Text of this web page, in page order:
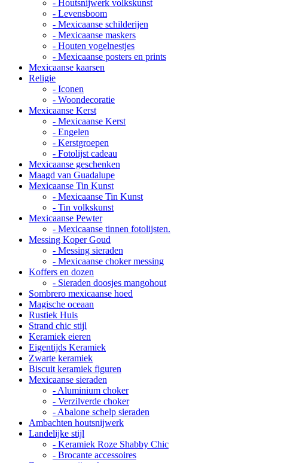
- Houtsnijwerk volkskunst
- Levensboom
- Mexicaanse schilderijen
- Mexicaanse maskers
- Houten vogelnestjes
- Mexicaanse posters en prints
Mexicaanse kaarsen
Religie
- Iconen
- Woondecoratie
Mexicaanse Kerst
- Mexicaanse Kerst
- Engelen
- Kerstgroepen
- Fotolijst cadeau
Mexicaanse geschenken
Maagd van Guadalupe
Mexicaanse Tin Kunst
- Mexicaanse Tin Kunst
- Tin volkskunst
Mexicaanse Pewter
- Mexicaanse tinnen fotolijsten.
Messing Koper Goud
- Messing sieraden
- Mexicaanse choker messing
Koffers en dozen
- Sieraden doosjes mangohout
Sombrero mexicaanse hoed
Magische oceaan
Rustiek Huis
Strand chic stijl
Keramiek eieren
Eigentijds Keramiek
Zwarte keramiek
Biscuit keramiek figuren
Mexicaanse sieraden
- Aluminium choker
- Verzilverde choker
- Abalone schelp sieraden
Ambachten houtsnijwerk
Landelijke stijl
- Keramiek Roze Shabby Chic
- Brocante accessoires